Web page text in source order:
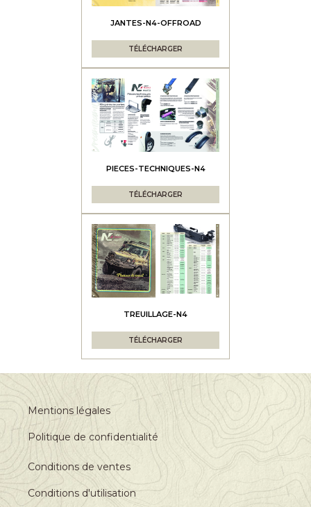
JANTES-N4-OFFROAD
TÉLÉCHARGER
PIECES-TECHNIQUES-N4
TÉLÉCHARGER
TREUILLAGE-N4
TÉLÉCHARGER
Mentions légales
Politique de confidentialité
Conditions de ventes
Conditions d'utilisation